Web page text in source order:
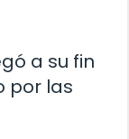
a su fin
por las